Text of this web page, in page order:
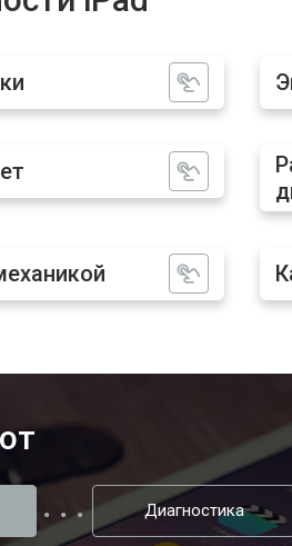
платы
Home
Диагностика